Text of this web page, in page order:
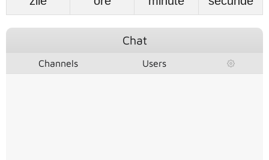
Chat
Channels Users